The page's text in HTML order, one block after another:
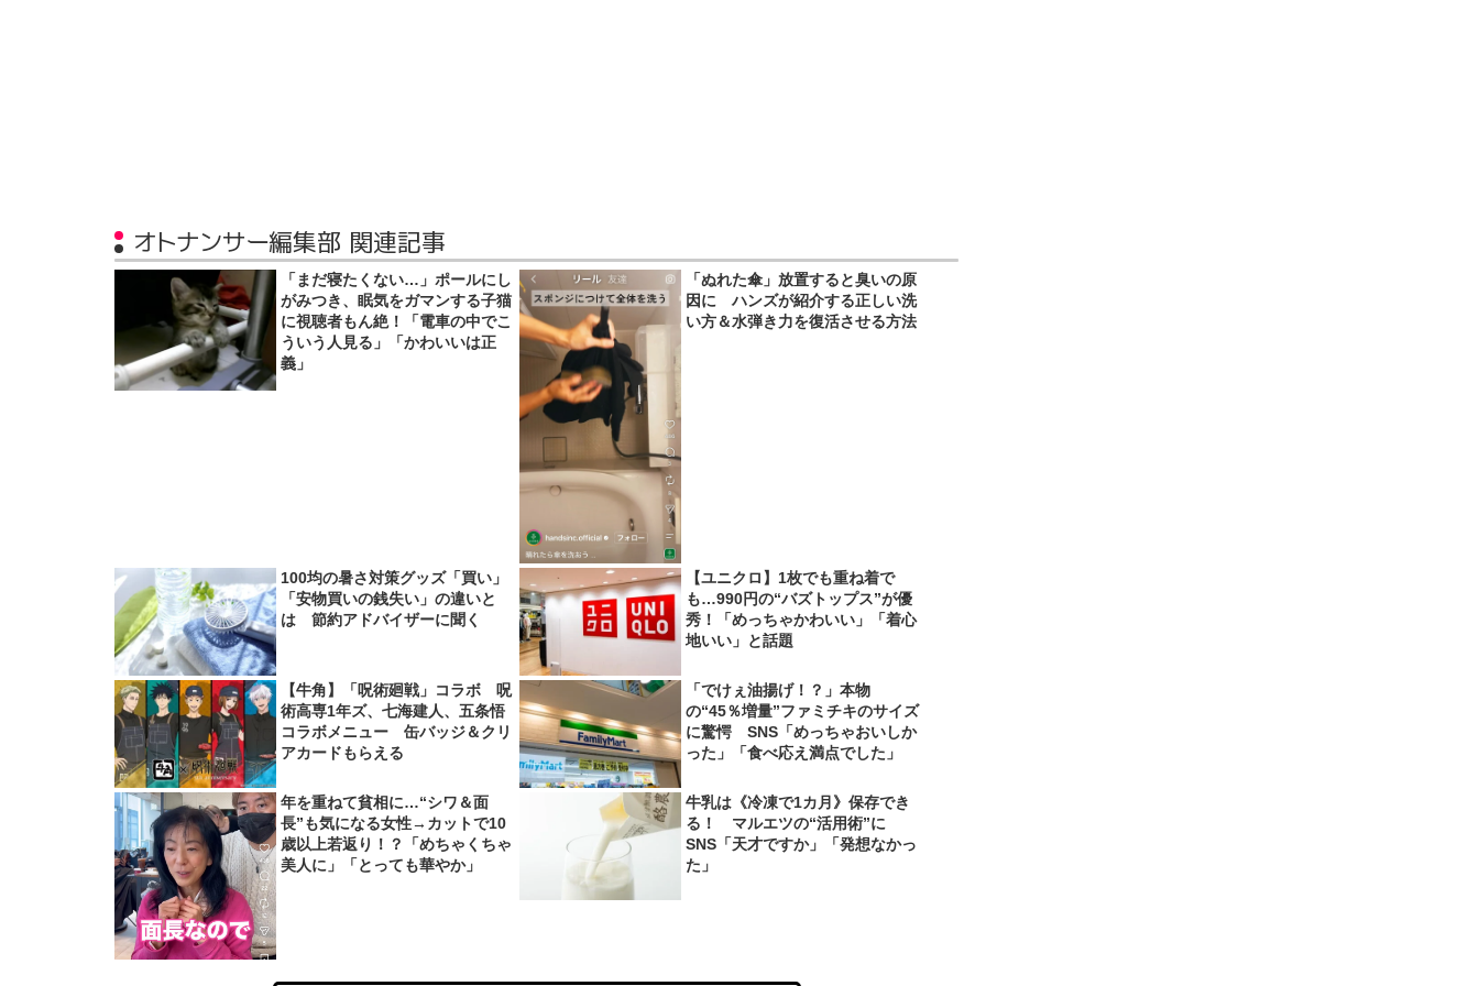
オトナンサー編集部 関連記事
「まだ寝たくない…」ポールにし
がみつき、眠気をガマンする子猫
に視聴者もん絶！「電車の中でこ
ういう人見る」「かわいいは正
義」
「ぬれた傘」放置すると臭いの原
因に ハンズが紹介する正しい洗
い方＆水弾き力を復活させる方法
100均の暑さ対策グッズ「買い」
「安物買いの銭失い」の違いと
は 節約アドバイザーに聞く
【ユニクロ】1枚でも重ね着で
も…990円の“バズトップス”が優
秀！「めっちゃかわいい」「着心
地いい」と話題
【牛角】「呪術廻戦」コラボ 呪
術高専1年ズ、七海建人、五条悟
コラボメニュー 缶バッジ＆クリ
アカードもらえる
「でけぇ油揚げ！？」本物
の“45％増量”ファミチキのサイズ
に驚愕 SNS「めっちゃおいしか
った」「食べ応え満点でした」
年を重ねて貧相に…“シワ＆面
長”も気になる女性→カットで10
歳以上若返り！？「めちゃくちゃ
美人に」「とっても華やか」
牛乳は《冷凍で1カ月》保存でき
る！ マルエツの“活用術”に
SNS「天才ですか」「発想なかっ
た」